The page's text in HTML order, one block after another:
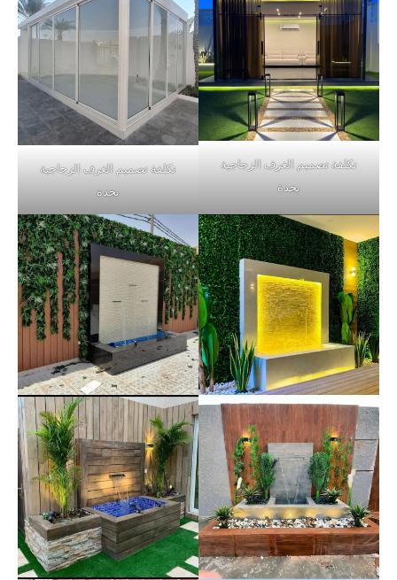
تكلفة تصميم الغرف الزجاجية
بجدة
تكلفة تصميم الغرف الزجاجية
بجدة